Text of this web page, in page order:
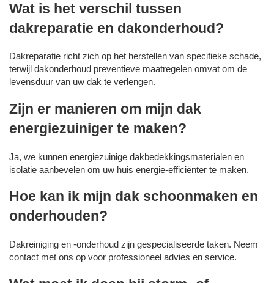
Wat is het verschil tussen
dakreparatie en dakonderhoud?
Dakreparatie richt zich op het herstellen van specifieke schade,
terwijl dakonderhoud preventieve maatregelen omvat om de
levensduur van uw dak te verlengen.
Zijn er manieren om mijn dak
energiezuiniger te maken?
Ja, we kunnen energiezuinige dakbedekkingsmaterialen en
isolatie aanbevelen om uw huis energie-efficiënter te maken.
Hoe kan ik mijn dak schoonmaken en
onderhouden?
Dakreiniging en -onderhoud zijn gespecialiseerde taken. Neem
contact met ons op voor professioneel advies en service.